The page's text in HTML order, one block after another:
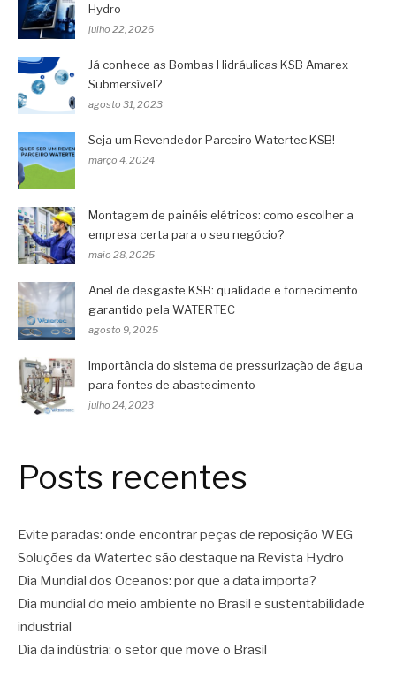
Hydro
julho 22, 2026
Já conhece as Bombas Hidráulicas KSB Amarex
Submersível?
agosto 31, 2023
Seja um Revendedor Parceiro Watertec KSB!
março 4, 2024
Montagem de painéis elétricos: como escolher a
empresa certa para o seu negócio?
maio 28, 2025
Anel de desgaste KSB: qualidade e fornecimento
garantido pela WATERTEC
agosto 9, 2025
Importância do sistema de pressurização de água
para fontes de abastecimento
julho 24, 2023
Posts recentes
Evite paradas: onde encontrar peças de reposição WEG
Soluções da Watertec são destaque na Revista Hydro
Dia Mundial dos Oceanos: por que a data importa?
Dia mundial do meio ambiente no Brasil e sustentabilidade
industrial
Dia da indústria: o setor que move o Brasil